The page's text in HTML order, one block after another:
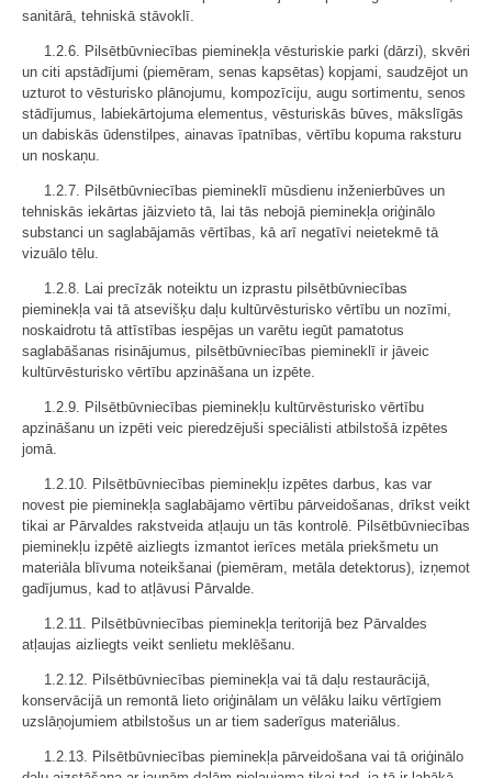
sanitārā, tehniskā stāvoklī.
1.2.6. Pilsētbūvniecības pieminekļa vēsturiskie parki (dārzi), skvēri
un citi apstādījumi (piemēram, senas kapsētas) kopjami, saudzējot un
uzturot to vēsturisko plānojumu, kompozīciju, augu sortimentu, senos
stādījumus, labiekārtojuma elementus, vēsturiskās būves, mākslīgās
un dabiskās ūdenstilpes, ainavas īpatnības, vērtību kopuma raksturu
un noskaņu.
1.2.7. Pilsētbūvniecības piemineklī mūsdienu inženierbūves un
tehniskās iekārtas jāizvieto tā, lai tās nebojā pieminekļa oriģinālo
substanci un saglabājamās vērtības, kā arī negatīvi neietekmē tā
vizuālo tēlu.
1.2.8. Lai precīzāk noteiktu un izprastu pilsētbūvniecības
pieminekļa vai tā atsevišķu daļu kultūrvēsturisko vērtību un nozīmi,
noskaidrotu tā attīstības iespējas un varētu iegūt pamatotus
saglabāšanas risinājumus, pilsētbūvniecības piemineklī ir jāveic
kultūrvēsturisko vērtību apzināšana un izpēte.
1.2.9. Pilsētbūvniecības pieminekļu kultūrvēsturisko vērtību
apzināšanu un izpēti veic pieredzējuši speciālisti atbilstošā izpētes
jomā.
1.2.10. Pilsētbūvniecības pieminekļu izpētes darbus, kas var
novest pie pieminekļa saglabājamo vērtību pārveidošanas, drīkst veikt
tikai ar Pārvaldes rakstveida atļauju un tās kontrolē. Pilsētbūvniecības
pieminekļu izpētē aizliegts izmantot ierīces metāla priekšmetu un
materiāla blīvuma noteikšanai (piemēram, metāla detektorus), izņemot
gadījumus, kad to atļāvusi Pārvalde.
1.2.11. Pilsētbūvniecības pieminekļa teritorijā bez Pārvaldes
atļaujas aizliegts veikt senlietu meklēšanu.
1.2.12. Pilsētbūvniecības pieminekļa vai tā daļu restaurācijā,
konservācijā un remontā lieto oriģinālam un vēlāku laiku vērtīgiem
uzslāņojumiem atbilstošus un ar tiem saderīgus materiālus.
1.2.13. Pilsētbūvniecības pieminekļa pārveidošana vai tā oriģinālo